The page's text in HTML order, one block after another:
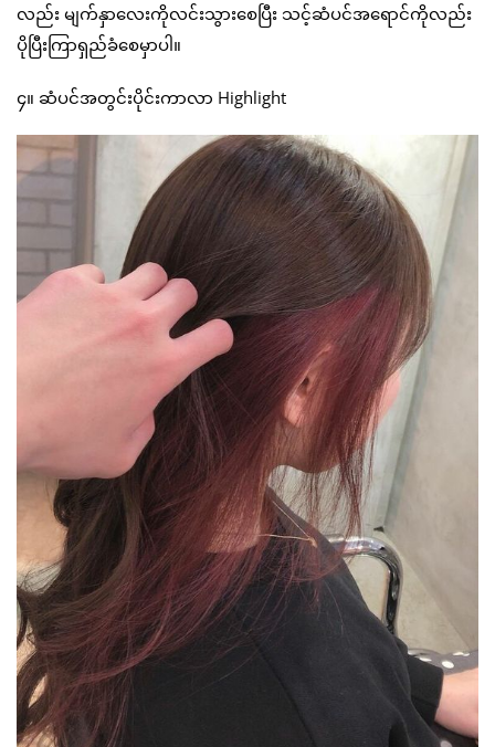
လည်း မျက်နှာလေးကိုလင်းသွားစေပြီး သင့်ဆံပင်အရောင်ကိုလည်း
ပိုပြီးကြာရှည်ခံစေမှာပါ။
၄။ ဆံပင်အတွင်းပိုင်းကာလာ Highlight